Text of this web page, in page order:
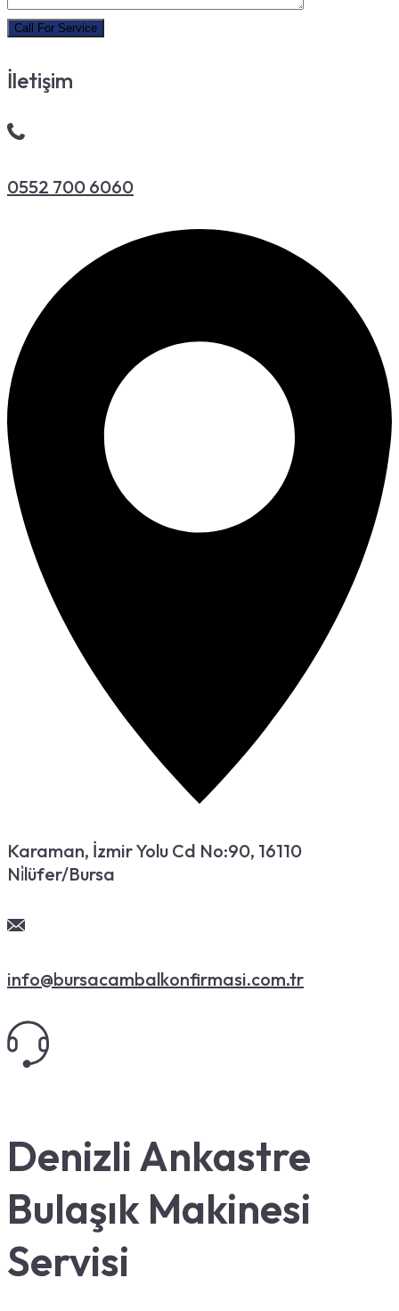
İletişim
0552 700 6060
Karaman, İzmir Yolu Cd No:90, 16110
Ni̇lüfer/Bursa
info@bursacambalkonfirmasi.com.tr
Denizli Ankastre
Bulaşık Makinesi
Servisi